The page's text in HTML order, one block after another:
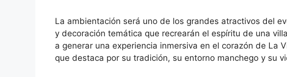
La ambientación será uno de los grandes atractivos del
y decoración temática que recrearán el espíritu de una
a generar una experiencia inmersiva en el corazón de La
que destaca por su tradición, su entorno manchego y su